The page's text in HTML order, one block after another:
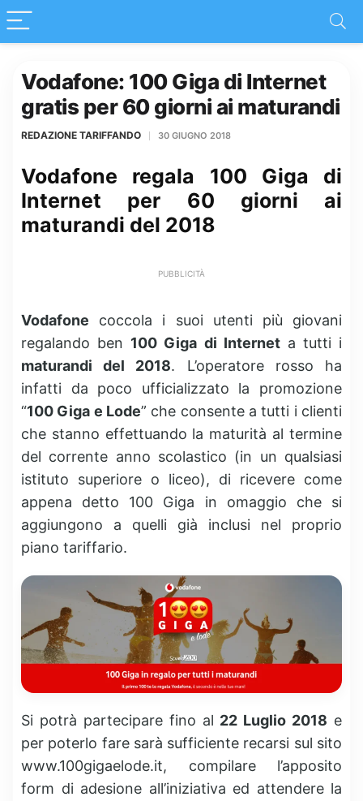
Vodafone: 100 Giga di Internet
gratis per 60 giorni ai maturandi
REDAZIONE TARIFFANDO 30 GIUGNO 2018
Vodafone regala 100 Giga di
Internet per 60 giorni ai
maturandi del 2018
PUBBLICITÀ
Vodafone coccola i suoi utenti più giovani
regalando ben 100 Giga di Interneta tutti i
maturandi del 2018. L’operatore rosso ha
infatti da poco ufficializzato la promozione
“100 Giga e Lode” che consente a tutti i clienti
che stanno effettuando la maturità al termine
del corrente anno scolastico (in un qualsiasi
istituto superiore o liceo), di ricevere come
appena detto 100 Giga in omaggio che si
aggiungono a quelli già inclusi nel proprio
piano tariffario.
Si potrà partecipare fino al 22 Luglio 2018 e
per poterlo fare sarà sufficiente recarsi sul sito
www.100gigaelode.it, compilare l’apposito
form di adesione all’iniziativa ed attendere la